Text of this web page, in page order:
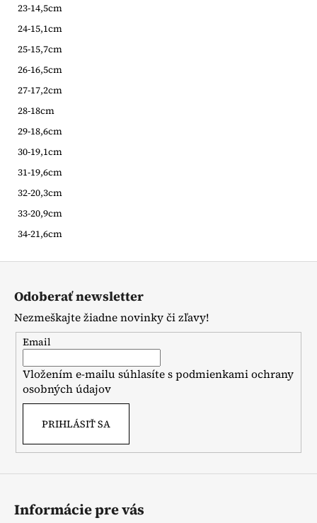
23-14,5cm
24-15,1cm
25-15,7cm
26-16,5cm
27-17,2cm
28-18cm
29-18,6cm
30-19,1cm
31-19,6cm
32-20,3cm
33-20,9cm
34-21,6cm
Z
Odoberať newsletter
Nezmeškajte žiadne novinky či zľavy!
Email
Vložením e-mailu súhlasíte spodmienkami ochrany
osobných údajov
PRIHLÁSIŤ SA
Informácie pre vás